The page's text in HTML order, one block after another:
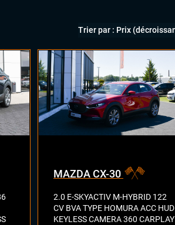
MAZDA CX-30
2.0 E-SKYACTIV M-HYBRID 122
CV BVA TYPE HOMURA ACC HUD
KEYLESS CAMERA 360 CARPLAY